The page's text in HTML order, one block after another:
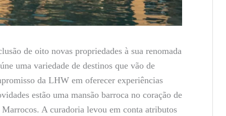
de oito novas propriedades à sua renomada
uma variedade de destinos que vão de
da LHW em oferecer experiências
estão uma mansão barroca no coração de
A curadoria levou em conta atributos